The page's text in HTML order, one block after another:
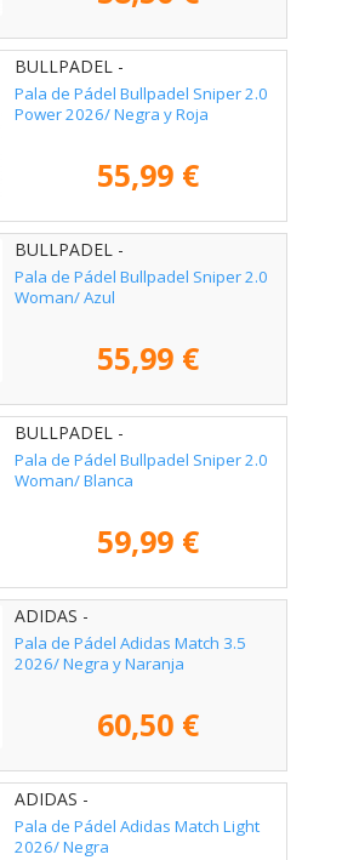
BULLPADEL -
Pala de Pádel Bullpadel Sniper 2.0
Power 2026/ Negra y Roja
55,99 €
BULLPADEL -
Pala de Pádel Bullpadel Sniper 2.0
Woman/ Azul
55,99 €
BULLPADEL -
Pala de Pádel Bullpadel Sniper 2.0
Woman/ Blanca
59,99 €
ADIDAS -
Pala de Pádel Adidas Match 3.5
2026/ Negra y Naranja
60,50 €
ADIDAS -
Pala de Pádel Adidas Match Light
2026/ Negra